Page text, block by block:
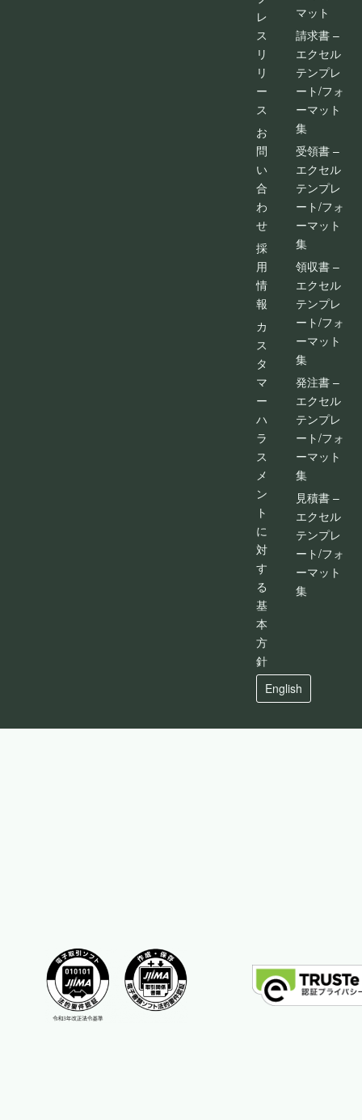
レ
ス
リ
リ
ー
ス
お
問
い
合
わ
せ
採
用
情
報
カ
ス
タ
マ
ー
ハ
ラ
ス
メ
ン
ト
に
対
す
る
基
本
方
針
English
マット
請求書 –
エクセル
テンプレ
ート/フォ
ーマット
集
受領書 –
エクセル
テンプレ
ート/フォ
ーマット
集
領収書 –
エクセル
テンプレ
ート/フォ
ーマット
集
発注書 –
エクセル
テンプレ
ート/フォ
ーマット
集
見積書 –
エクセル
テンプレ
ート/フォ
ーマット
集